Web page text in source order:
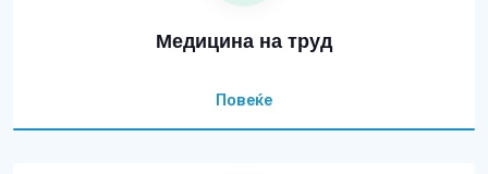
Медицина на труд
Повеќе